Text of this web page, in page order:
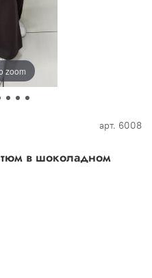
zoom
арт. 6008
в шоколадном